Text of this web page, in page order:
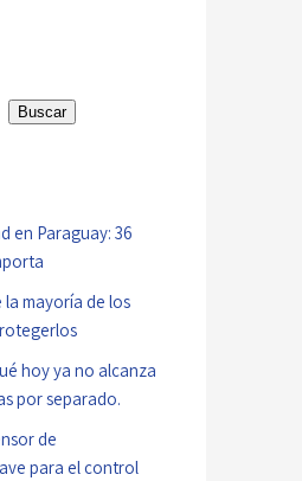
Buscar
en Paraguay: 36
mayoría de los
hoy ya no alcanza
por separado.
de
para el control